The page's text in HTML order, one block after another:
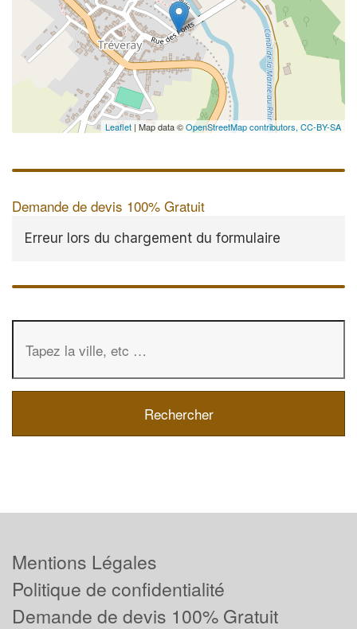
Leaflet | Map data ©OpenStreetMap contributors, CC-BY-SA
Demande de devis 100% Gratuit
Erreur lors du chargement du formulaire
Mentions Légales
Politique de confidentialité
Demande de devis 100% Gratuit